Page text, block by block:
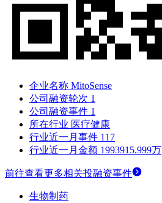
企业名称 MitoSense
公司融资轮次 1
公司融资事件 1
所在行业 医疗健康
行业近一月事件 117
行业近一月金额 1993915.999万
前往查看更多相关投融资事件
生物制药